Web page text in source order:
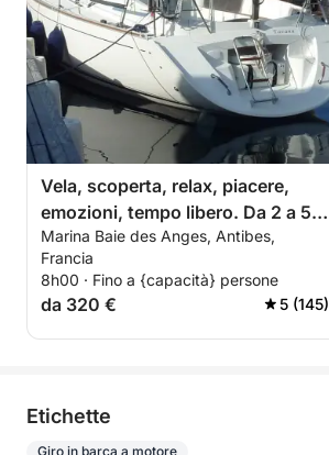
Vela, scoperta, relax, piacere,
emozioni, tempo libero. Da 2 a 5
persone
Marina Baie des Anges, Antibes,
Francia
8h00 · Fino a {capacità} persone
da 320 € 5 (145)
Etichette
Giro in barca a motore